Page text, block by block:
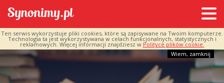
Ten serwis wykorzystuje pliki cookies, które są zapisywane na Twoim komputerze.
Technologia ta jest wykorzystywana w celach funkcjonalnych, statystycznych i
reklamowych. Więcej informacji znajdziesz w Polityce plików cookie.
Wiem, zamknij